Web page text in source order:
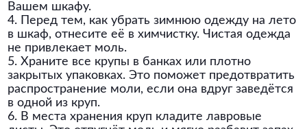
Вашем шкафу.
4. Перед тем, как убрать зимнюю одежду на лето
в шкаф, отнесите её в химчистку. Чистая одежда
не привлекает моль.
5. Храните все крупы в банках или плотно
закрытых упаковках. Это поможет предотвратить
распространение моли, если она вдруг заведётся
в одной из круп.
6. В места хранения круп кладите лавровые